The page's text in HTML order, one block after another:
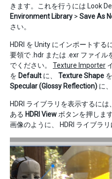
きます。これを行うには Look
Environment Library > Save As
さい。
HDRI を Unity にインポートす
要領で .hdr または .exr ファイル
でください。 Texture Importer
を Default に、 Texture Shape を
Specular (Glossy Reflection) に
HDRI ライブラリを表示するに
ある HDRI View ボタンを押しま
画像のように、 HDRI ライブラ